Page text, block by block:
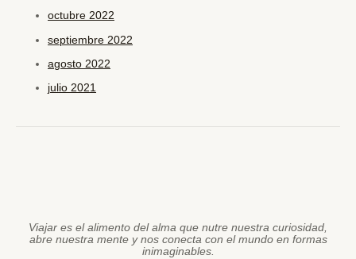
octubre 2022
septiembre 2022
agosto 2022
julio 2021
Viajar es el alimento del alma que nutre nuestra curiosidad,
abre nuestra mente y nos conecta con el mundo en formas
inimaginables.